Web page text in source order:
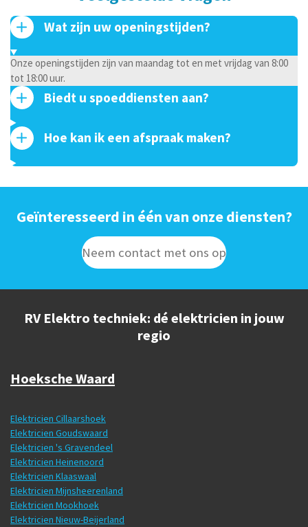
Wat zijn uw openingstijden?
Onze openingstijden zijn van maandag tot en met vrijdag van 8:00
tot 18:00 uur.
Biedt u spoeddiensten aan?
Hoe kan ik een afspraak maken?
Geïnteresseerd in één van onze diensten?
Neem contact met ons op
RV Elektro techniek: dé elektricien in jouw
regio
Hoeksche Waard
Elektricien Cillaarshoek
Elektricien Goudswaard
Elektricien 's Gravendeel
Elektricien Heinenoord
Elektricien Klaaswaal
Elektricien Mijnsheerenland
Elektricien Mookhoek
Elektricien Nieuw-Beijerland